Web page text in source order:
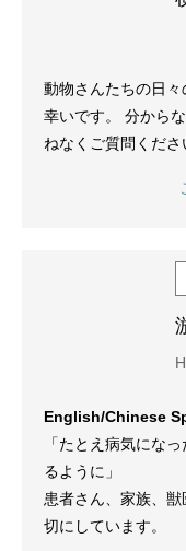
動物さんたちの日
幸いです。 分から
ねなくご質問くださ
English/Chinese
「たとえ病気にな
るように」
患者さん、家族、
切にしています。